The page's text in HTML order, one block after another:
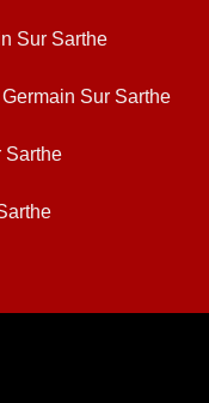
Sur Sarthe
Sur Sarthe
Sarthe